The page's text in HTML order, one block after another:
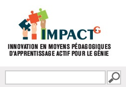
FORMULAIRE DE